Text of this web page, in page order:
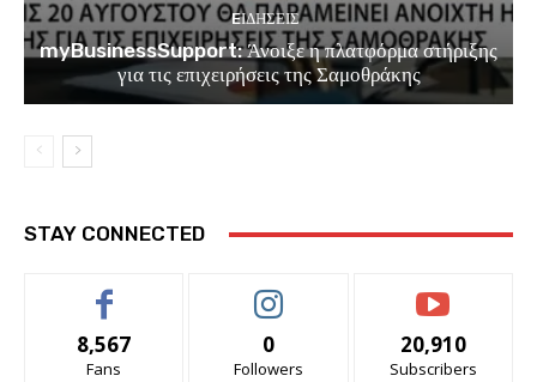
EΙΔΗΣΕΙΣ
myBusinessSupport: Άνοιξε η πλατφόρμα στήριξης
για τις επιχειρήσεις της Σαμοθράκης
STAY CONNECTED
8,567
Fans
0
Followers
20,910
Subscribers